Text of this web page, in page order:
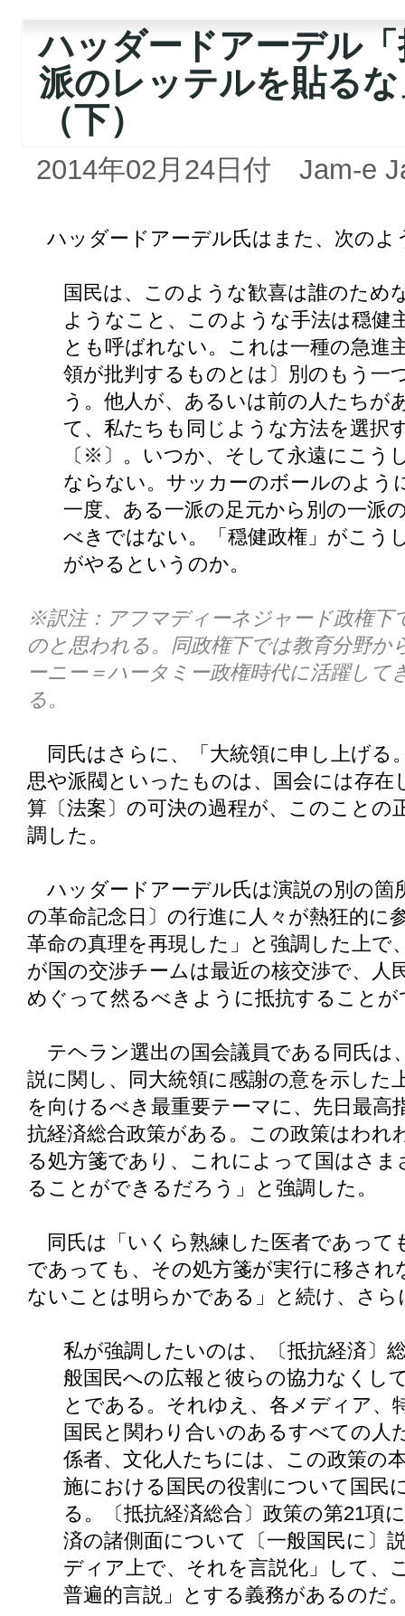
ハッダードアーデル
派のレッテルを貼る
（下）
2014年02月24日付 Jam-e
ハッダードアーデル氏はまた、次のよ
国民は、このような歓喜は誰のため
ようなこと、このような手法は穏健
とも呼ばれない。これは一種の急進
領が批判するものとは〕別のもう一
う。他人が、あるいは前の人たち
て、私たちも同じような方法を選択
〔※〕。いつか、そして永遠にこう
ならない。サッカーのボールのよう
一度、ある一派の足元から別の一派
べきではない。「穏健政権」がこう
がやるというのか。
※訳注：アフマディーネジャード政権下
のと思われる。同政権下では教育分野
ーニー＝ハータミー政権時代に活躍し
る。
同氏はさらに、「大統領に申し上げる
思や派閥といったものは、国会には存
算〔法案〕の可決の過程が、このことの
調した。
ハッダードアーデル氏は演説の別の箇
の革命記念日〕の行進に人々が熱狂的に
革命の真理を再現した」と強調した上で
が国の交渉チームは最近の核交渉で、人
めぐって然るべきように抵抗すること
テヘラン選出の国会議員である同氏は
説に関し、同大統領に感謝の意を示した
を向けるべき最重要テーマに、先日最高
抗経済総合政策がある。この政策はわれ
る処方箋であり、これによって国はさ
ることができるだろう」と強調した。
同氏は「いくら熟練した医者であって
であっても、その処方箋が実行に移さ
ないことは明らかである」と続け、さら
私が強調したいのは、〔抵抗経済〕
般国民への広報と彼らの協力なくし
とである。それゆえ、各メディア、
国民と関わり合いのあるすべての人
係者、文化人たちには、この政策の
施における国民の役割について国民
る。〔抵抗経済総合〕政策の第21項
済の諸側面について〔一般国民に〕
ディア上で、それを言説化」して、
普遍的言説」とする義務があるのだ